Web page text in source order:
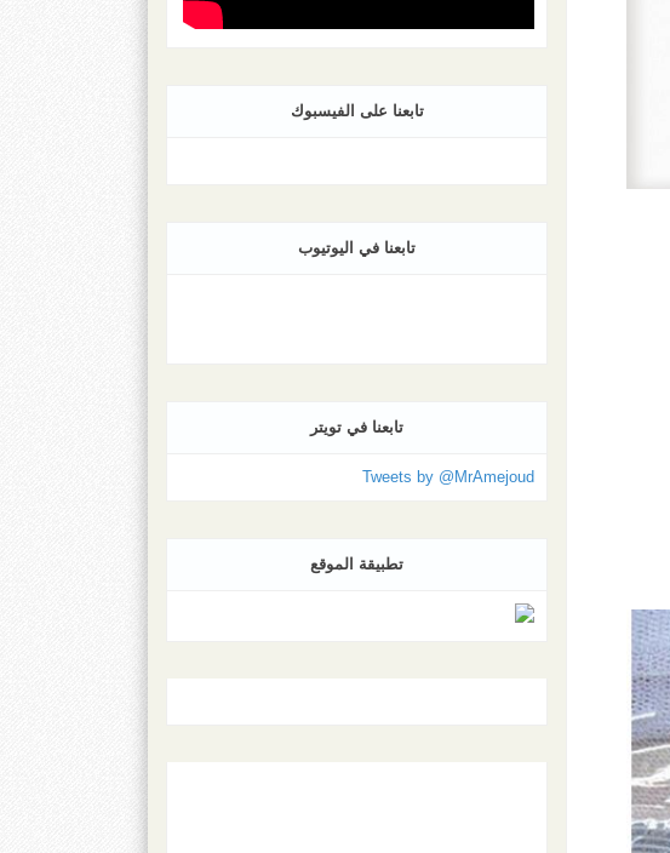
تابعنا على الفيسبوك
تابعنا في اليوتيوب
تابعنا في تويتر
Tweets by @MrAmejoud
تطبيقة الموقع